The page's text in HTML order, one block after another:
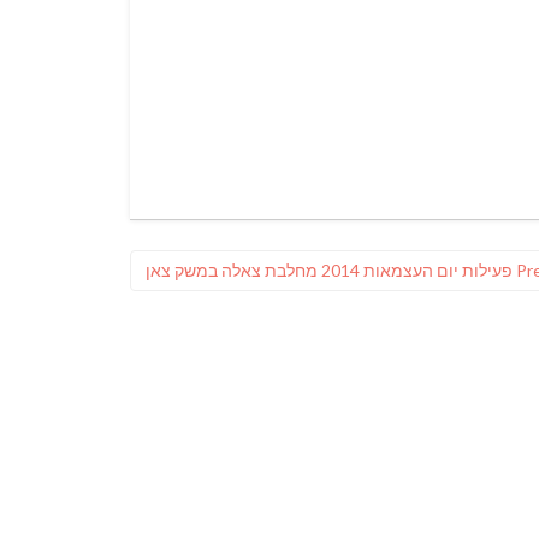
Previous
פעילות יום העצמאות 2014 מחלבת צאלה במשק צאן